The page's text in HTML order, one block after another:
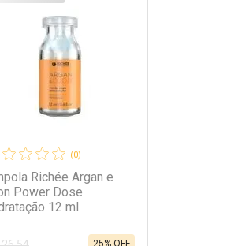
(0)
Richée Argan e
Power Dose
12 ml
25% OFF